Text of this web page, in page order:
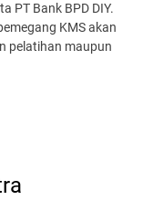
PT Bank BPD DIY.
KMS akan
pelatihan maupun